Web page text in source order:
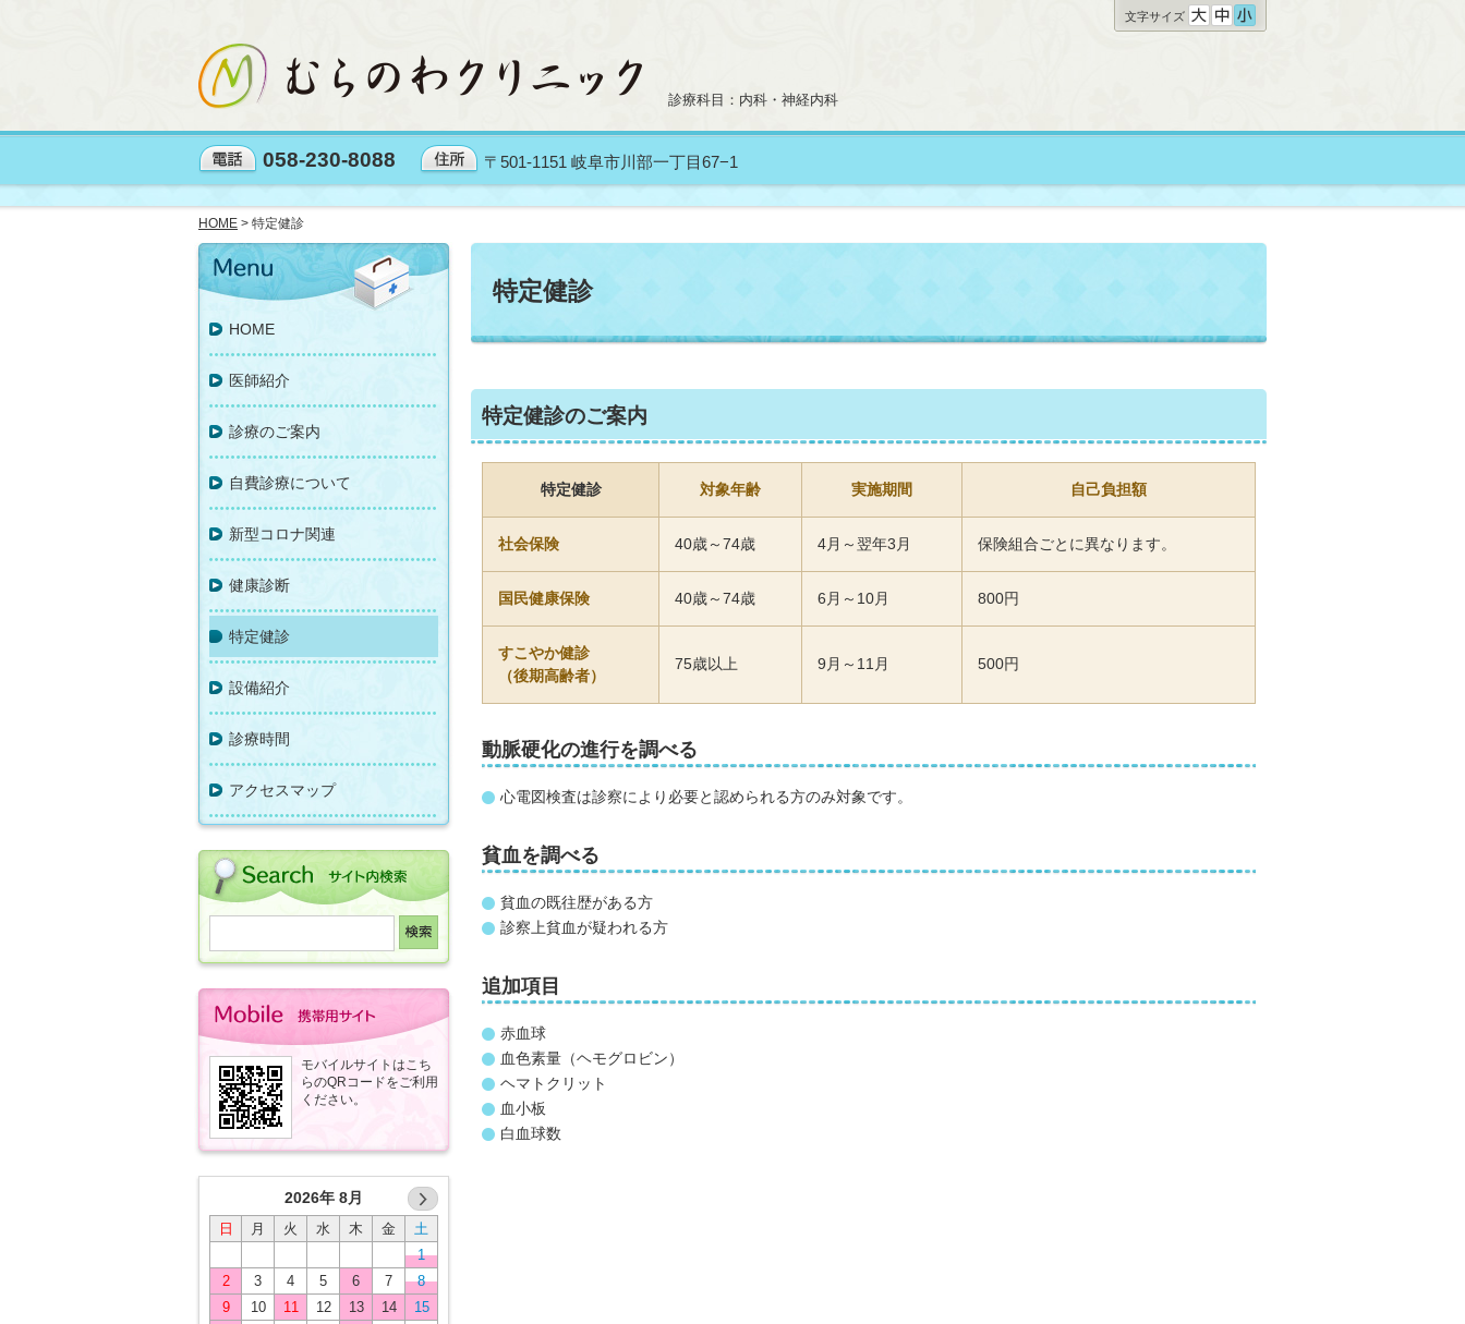
診療科目：内科・神経内科
058-230-8088 〒501-1151 岐阜市川部一丁目67−1
HOME > 特定健診
特定健診
特定健診のご案内
特定健診 対象年齢 実施期間 自己負担額
社会保険 40歳～74歳 4月～ 翌年3月 保険組合ごとに異なります。
国民健康保険 40歳～74歳 6月～ 10月 800円
すこやか健診
（後期高齢者）
75歳以上 9月～ 11月 500円
動脈硬化の進行を調べる
心電図検査は診察により必要と認められる方のみ対象です。
貧血を調べる
貧血の既往歴がある方
診察上貧血が疑われる方
追加項目
赤血球
血色素量（ヘモグロビン）
ヘマトクリット
血小板
白血球数
HOME
医師紹介
診療のご案内
自費診療について
新型コロナ関連
健康診断
特定健診
設備紹介
診療時間
アクセスマップ
モバイルサイトはこち
らのQRコードをご利用
ください。
2026年 8月
日 月 火 水 木 金
土
1
2
3 4 5 6 7
8
9
10 11 12 13 14
15
文字サイズ